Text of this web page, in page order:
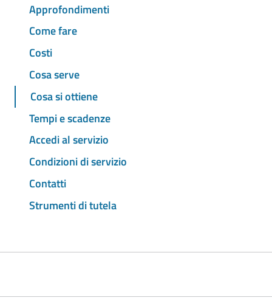
Approfondimenti
Come fare
Costi
Cosa serve
Cosa si ottiene
Tempi e scadenze
Accedi al servizio
Condizioni di servizio
Contatti
Strumenti di tutela